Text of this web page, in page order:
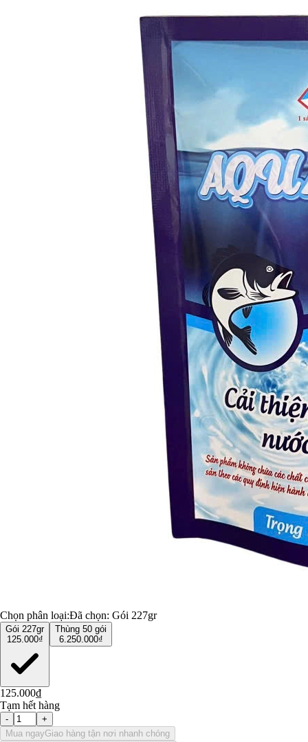
Chọn phân loại:Đã chọn: Gói 227gr
Gói 227gr
125.000₫
Thùng 50 gói
6.250.000₫
125.000₫
Tạm hết hàng
-
+
Mua ngayGiao hàng tận nơi nhanh chóng